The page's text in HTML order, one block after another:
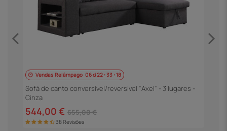
Vendas Relâmpago 06d22 :33 :18
Sofá de canto conversível/reversível "Axel" - 3 lugares -
Cinza
544,00 € 655,00 €
38 Revisões